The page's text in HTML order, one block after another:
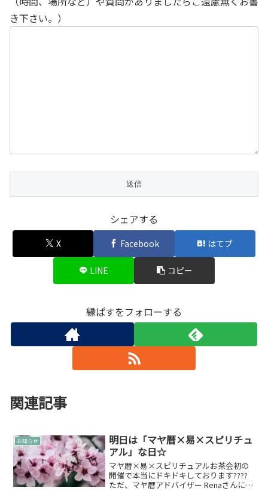
き下さい。）
シェアする
X Facebook はてブ
LINE コピー
縁ぱすをフォローする
関連記事
お知らせ
明日は「マヤ暦×易×スピリチュ
アル」な日☆
マヤ暦×易×スピリチュアルお茶会初の
開催で本当にドキドキしております????
ただ、マヤ暦アドバイザー Renaさんにゆ